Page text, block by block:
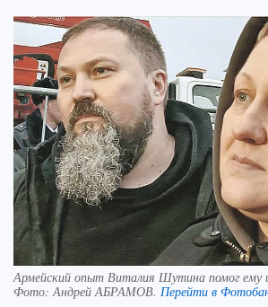
Армейский опыт Виталия Шутина помог ему
Фото:Андрей АБРАМОВ. Перейти в